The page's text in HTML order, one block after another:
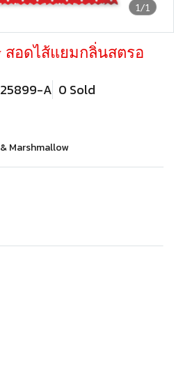
1/1
สอดไส้แยมกลิ่นสตรอ
A 0 Sold
Marshmallow